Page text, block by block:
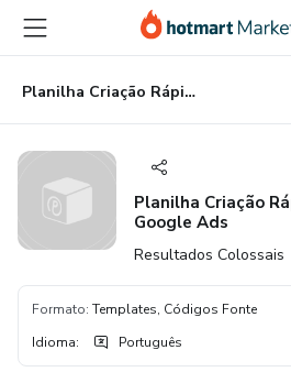
para
conteúdo
principal
para
pagamento
para
rodapé
Planilha Criação Rápida de Campanhas no Google Ads
Planilha Criação
Google Ads
Resultados Colossais
Formato: Templates, Códigos Fonte
Idioma: Português